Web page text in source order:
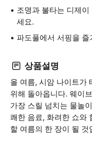
조명과 불타는 디제
세요.
파도풀에서 서핑을
상품설명
올 여름, 시암 나이트가
위해 돌아옵니다. 웨이
가장 스릴 넘치는 물놀
쾌한 음료, 화려한 쇼와
할 여름의 한 장이 될 것